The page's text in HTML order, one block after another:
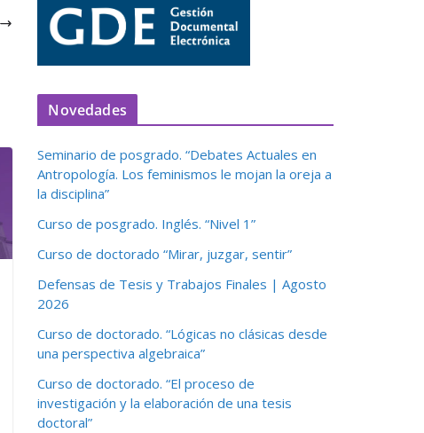
Novedades
Seminario de posgrado. “Debates Actuales en
Antropología. Los feminismos le mojan la oreja a
la disciplina”
Curso de posgrado. Inglés. “Nivel 1”
Curso de doctorado “Mirar, juzgar, sentir”
Defensas de Tesis y Trabajos Finales | Agosto
2026
Curso de doctorado. “Lógicas no clásicas desde
una perspectiva algebraica”
Curso de doctorado. “El proceso de
investigación y la elaboración de una tesis
doctoral”